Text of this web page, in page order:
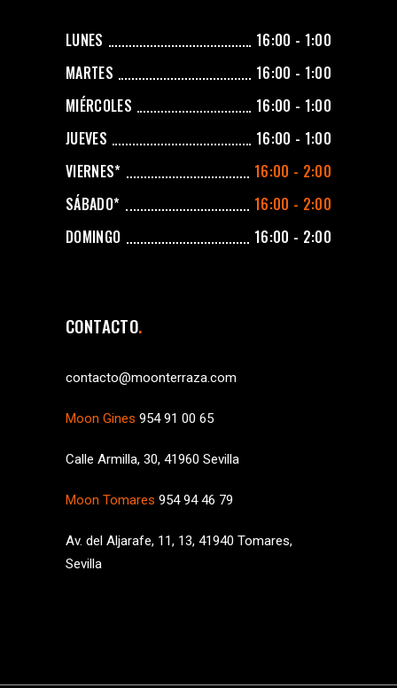
LUNES
16:00 - 1:00
MARTES
16:00 - 1:00
MIÉRCOLES
16:00 - 1:00
JUEVES
16:00 - 1:00
VIERNES*
16:00 - 2:00
SÁBADO*
16:00 - 2:00
DOMINGO
16:00 - 2:00
CONTACTO
contacto@moonterraza.com
Moon Gines 954 91 00 65
Calle Armilla, 30, 41960 Sevilla
Moon Tomares 954 94 46 79
Av. del Aljarafe, 11, 13, 41940 Tomares,
Sevilla